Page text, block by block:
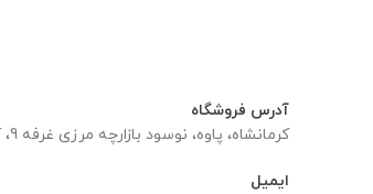
آدرس فروشگاه
کرمانشاه، پاوه، نوسود بازارچه مرزی غرفه 9، آرایشی بهداشتی لوکس یاس
ایمیل